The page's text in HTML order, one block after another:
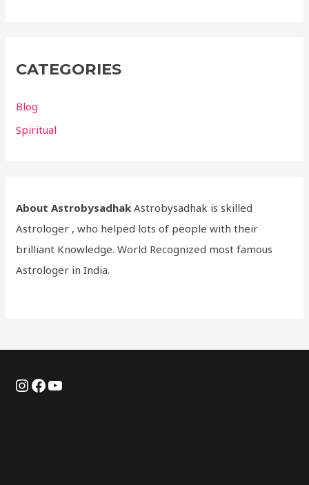
CATEGORIES
Blog
Spiritual
About Astrobysadhak Astrobysadhak is skilled
Astrologer , who helped lots of people with their
brilliant Knowledge. World Recognized most famous
Astrologer in India.